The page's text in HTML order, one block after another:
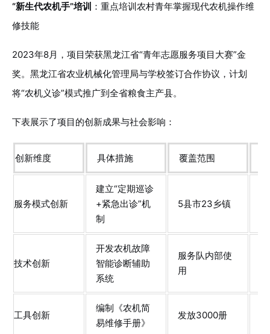
“新生代农机手”培训 ：重点培训农村青年掌握现代农机操作维
修技能
2023年8月，项目荣获黑龙江省“青年志愿服务项目大赛”金
奖。黑龙江省农业机械化管理局与学校签订合作协议，计划
将“农机义诊”模式推广到全省粮食主产县。
下表展示了项目的创新成果与社会影响：
创新维度 具体措施 覆盖范围
服务模式创新
建立“定期巡诊
+紧急出诊”机
制
5县市23乡镇
技术创新
开发农机故障
智能诊断辅助
系统
服务队内部使
用
工具创新
编制《农机简
易维修手册》
发放3000册